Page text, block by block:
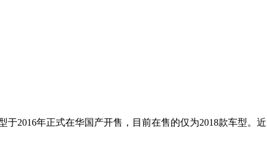
2016年正式在华国产开售，目前在售的仅为2018款车型